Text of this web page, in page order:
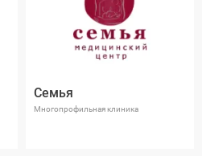
Семья
Многопрофильная клиника